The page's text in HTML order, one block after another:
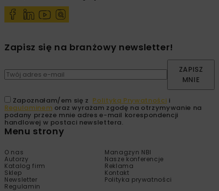
Zapisz się na branżowy newsletter!
ZAPISZ
MNIE
Zapoznałam/em się z Polityką Prywatności i
Regulaminem oraz wyrażam zgodę na otrzymywanie na
podany przeze mnie adres e-mail korespondencji
handlowej w postaci newslettera.
Menu strony
O nas
Managzyn NBI
Autorzy
Nasze konferencje
Katalog firm
Reklama
Sklep
Kontakt
Newsletter
Polityka prywatności
Regulamin